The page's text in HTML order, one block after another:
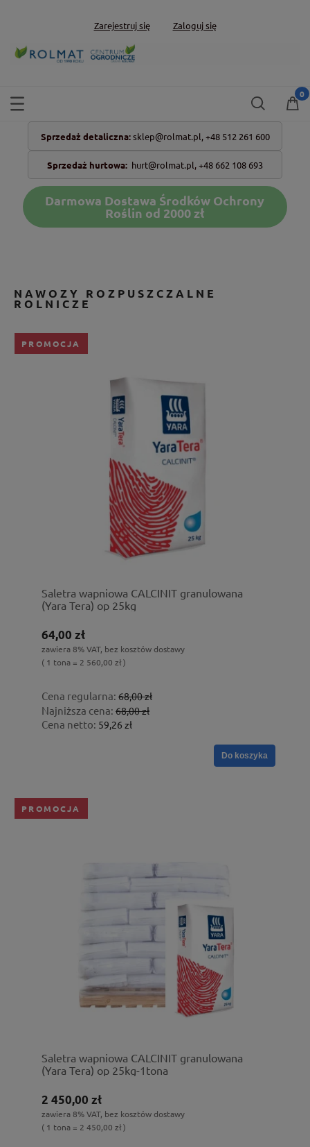
Zarejestruj się Zaloguj się
Sprzedaż detaliczna: sklep@rolmat.pl, +48 512 261 600
Sprzedaż hurtowa: hurt@rolmat.pl,+48 662 108 693
Darmowa Dostawa Środków Ochrony
Roślin od 2000 zł
NAWOZY ROZPUSZCZALNE
ROLNICZE
Saletra wapniowa CALCINIT granulowana
(Yara Tera) op 25kg
64,00 zł
zawiera 8% VAT, bez kosztów dostawy
( 1 tona = 2 560,00 zł )
Cena regularna: 68,00 zł
Najniższa cena: 68,00 zł
Cena netto: 59,26 zł
Do koszyka
PROMOCJA
Saletra wapniowa CALCINIT granulowana
(Yara Tera) op 25kg-1tona
2 450,00 zł
zawiera 8% VAT, bez kosztów dostawy
( 1 tona = 2 450,00 zł )
PROMOCJA